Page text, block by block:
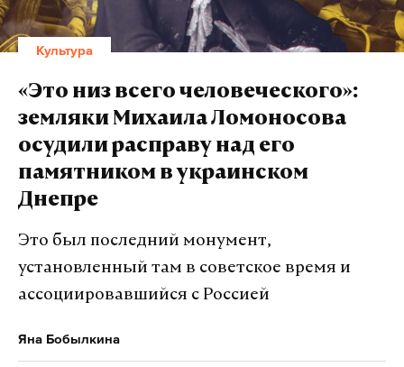
Культура
«Это низ всего человеческого»:
земляки Михаила Ломоносова
осудили расправу над его
памятником в украинском
Днепре
Это был последний монумент,
установленный там в советское время и
ассоциировавшийся с Россией
Яна Бобылкина